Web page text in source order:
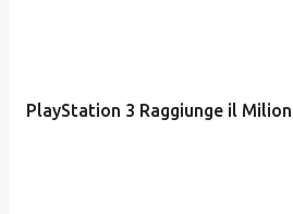
PlayStation 3 Raggiunge il